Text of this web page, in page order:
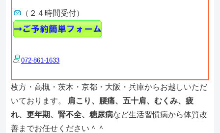
（２４時間受付）
072-861-1633
枚方・高槻・茨木・京都・大阪・兵庫からお越しいただ
いております。
肩こり、腰痛、五十肩、むくみ、疲
れ、更年期、腎不全、糖尿病など生活習慣病から体質改
善までお任せください＾＾